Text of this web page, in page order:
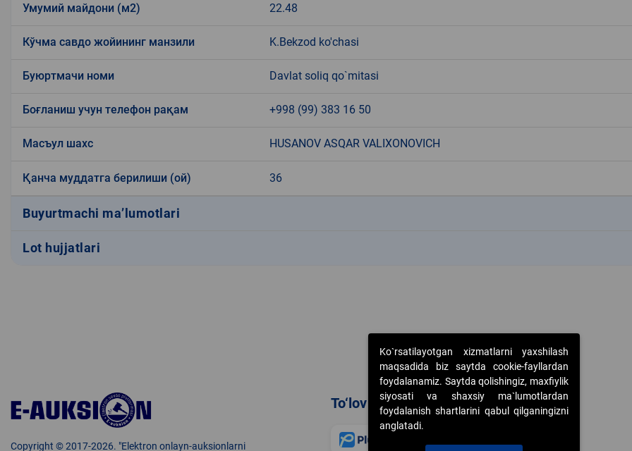
Умумий майдони (м2) 22.48
Кўчма савдо жойининг манзили K.Bekzod ko'chasi
Буюртмачи номи Davlat soliq qo`mitasi
Боғланиш учун телефон рақам +998 (99) 383 16 50
Масъул шахс HUSANOV ASQAR VALIXONOVICH
Қанча муддатга берилиши (ой) 36
Buyurtmachi ma’lumotlari
Lot hujjatlari
Copyright © 2017-2026. "Elektron onlayn-auksionlarni
To‘lov usullari
Ko`rsatilayotgan xizmatlarni yaxshilash
maqsadida biz saytda cookie-fayllardan
foydalanamiz. Saytda qolishingiz, maxfiylik
siyosati va shaxsiy ma`lumotlardan
foydalanish shartlarini qabul qilganingizni
anglatadi.